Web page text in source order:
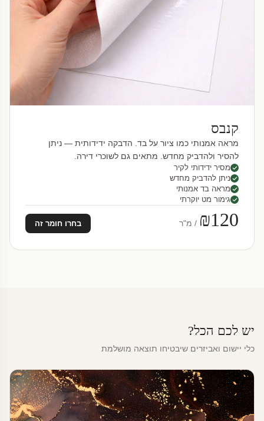
קנבס
מראה אמנותי כמו ציור על בד. הדבקה ידידותית — ניתן
להסיר ולהדביק מחדש. מתאים גם לשוכרי דירה.
מסיר ידידותי לקיר
ניתן להדביק מחדש
מראה בד אמנותי
גימור מט יוקרתי
₪120 / מ"ר בחרו חומר זה
יש לכם הכל?
כלי יישום ואביזרים שיבטיחו תוצאה מושלמת